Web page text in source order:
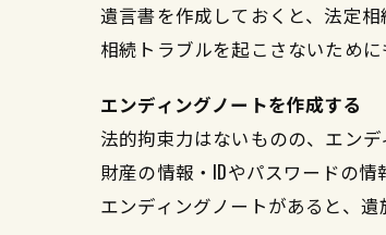
遺言書を作成しておくと、法定
相続トラブルを起こさないために
エンディングノートを作成する
法的拘束力はないものの、エン
財産の情報・IDやパスワードの
エンディングノートがあると、